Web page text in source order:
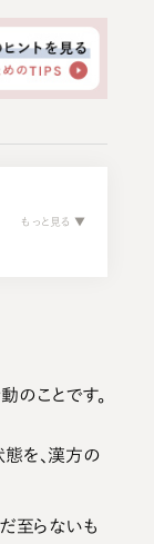
のことです。
を、漢方の
至らないも